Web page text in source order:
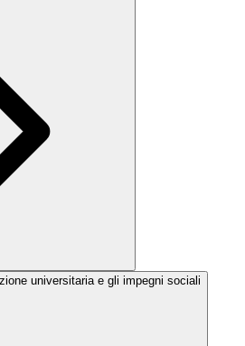
universitaria e gli impegni sociali